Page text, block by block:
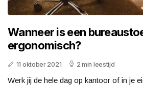
Wanneer is een
ergonomisch?
11 oktober 2021 2 min leestijd
Werk jij de hele dag op kantoor of in je